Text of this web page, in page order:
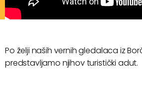
Po želji naših vernih gledalaca iz
predstavljamo njihov turistički adut.